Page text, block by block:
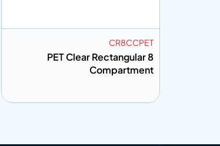
CR8CCPET
PET Clear Rectangular 8
Compartment